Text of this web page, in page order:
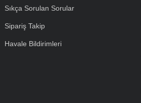
Sıkça Sorulan Sorular
Sipariş Takip
Havale Bildirimleri